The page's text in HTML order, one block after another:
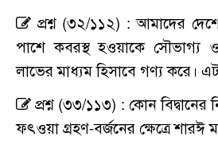
প্রশ্ন (৩২/১১২) : আমাদের
পাশে কবরস্থ হওয়াকে সৌভাগ্য
লাভের মাধ্যম হিসাবে গণ্য করে।
প্রশ্ন (৩৩/১১৩) : কোন
ফৎওয়া গ্রহণ-বর্জনের ক্ষেত্রে শারঈ